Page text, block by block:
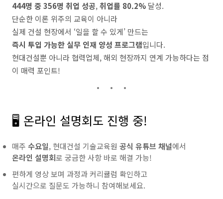
444명 중 356명 취업 성공,취업률 80.2% 달성.
단순한 이론 위주의 교육이 아니라
실제 건설 현장에서 ‘일을 할 수 있게’ 만드는
즉시 투입 가능한 실무 인재 양성 프로그램입니다.
현대건설뿐 아니라 협력업체, 해외 현장까지 연계 가능하다는 점
이 매력 포인트!
🖥️ 온라인 설명회도 진행 중!
매주 수요일, 현대건설 기술교육원 공식 유튜브 채널에서
온라인 설명회로 궁금한 사항 바로 해결 가능!
편하게 영상 보며 과정과 커리큘럼 확인하고
실시간으로 질문도 가능하니 참여해보세요.